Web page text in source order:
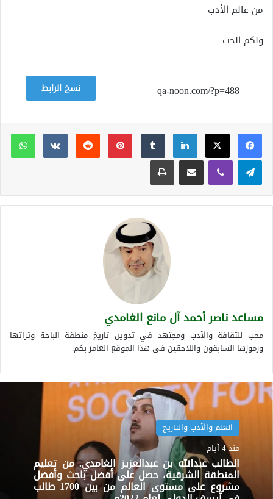
من عالم الأدب
ولكم الحب
نسخ الرابط
لينكدإن ‏Tumblr بينتيريست
‏Reddit
‏VKontakte
تيلقرام ڤايبر مشاركة عبر البريد طباعة
مساعد ناصر أحمد آل مانع الغامدي
محب للثقافة والأدب ومجتهد في تدوين تاريخ منطقة الباحة وتراثها
ورموزها السابقون واللاحقين في هذا الموقع العامر بكم.
العلم والأدب والتاريخ
منذ 4 أيام
الطالب عبدالله بن عبدالعزيز الغامدي. من تعليم
المنطقة الشرقية، حصل على أفضل باحث وأفضل
مشروع على مستوى العالم من بين 1700 طالب